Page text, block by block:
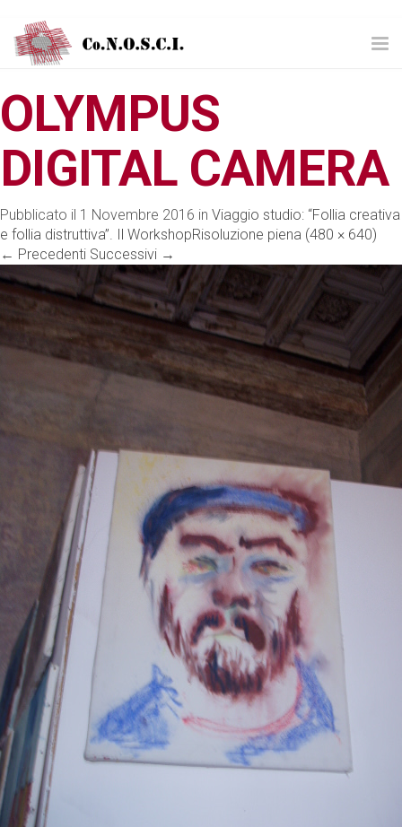
OLYMPUS
DIGITAL CAMERA
Pubblicato il 1 Novembre 2016 in Viaggio studio: “Follia creativa
e follia distruttiva”. Il WorkshopRisoluzione piena (480 × 640)
← Precedenti Successivi →